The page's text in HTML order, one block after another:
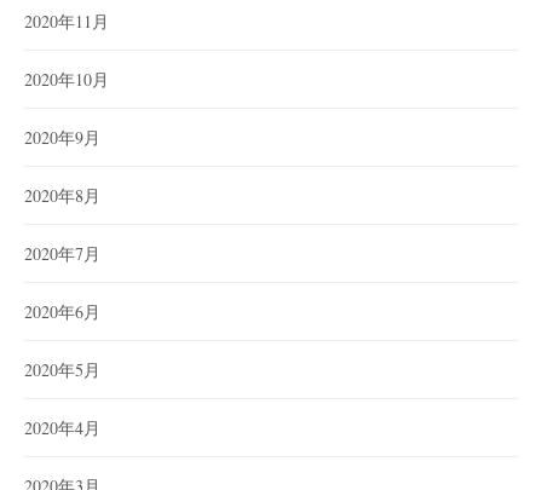
2020年11月
2020年10月
2020年9月
2020年8月
2020年7月
2020年6月
2020年5月
2020年4月